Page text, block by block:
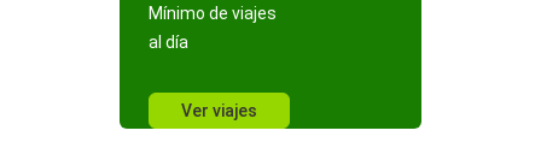
Mínimo de viajes
al día
Ver viajes